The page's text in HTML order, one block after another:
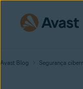
Avast Blog Segurança